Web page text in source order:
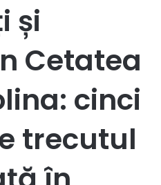
și
Cetatea
cinci
trecutul